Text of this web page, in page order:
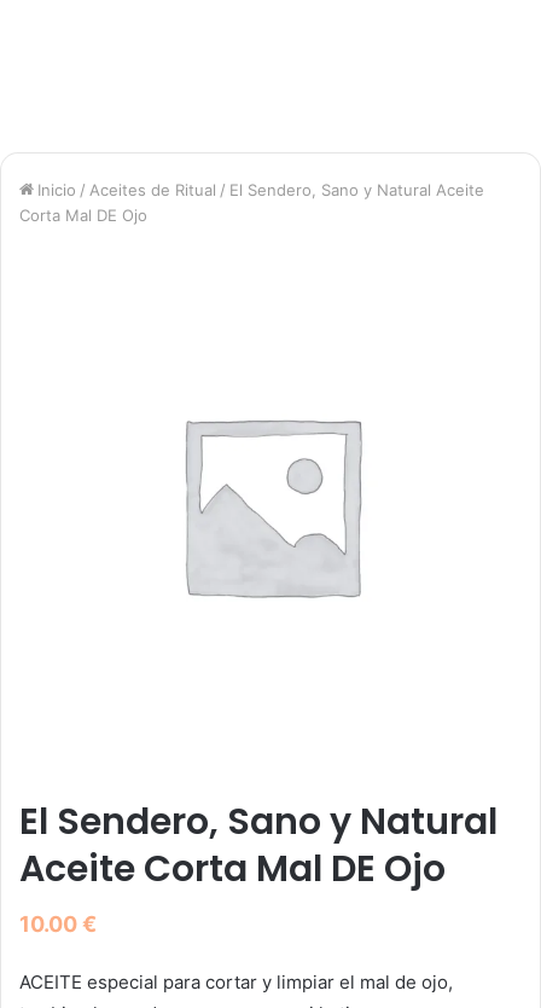
Inicio / Aceites de Ritual / El Sendero, Sano y Natural Aceite
Corta Mal DE Ojo
El Sendero, Sano y Natural
Aceite Corta Mal DE Ojo
10.00€
ACEITE especial para cortar y limpiar el mal de ojo,